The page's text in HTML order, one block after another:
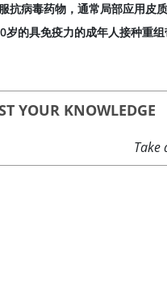
抗病毒药物，通常局部应用皮
岁的具免疫力的成年人接种重组
YOUR KNOWLEDGE
Take